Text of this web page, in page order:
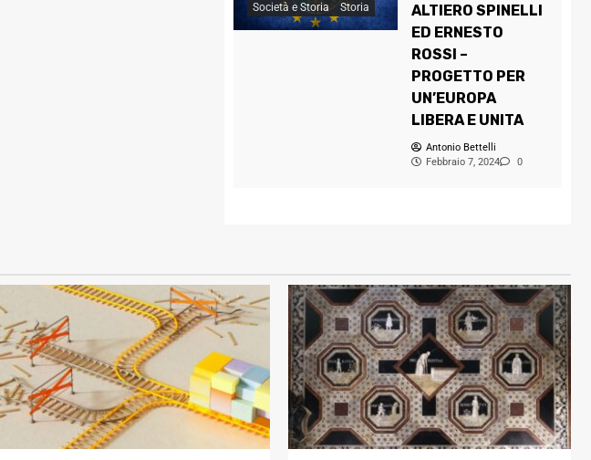
Società e Storia Storia
ALTIERO SPINELLI
ED ERNESTO
ROSSI –
PROGETTO PER
UN’EUROPA
LIBERA E UNITA
Antonio Bettelli
Febbraio 7, 2024
0